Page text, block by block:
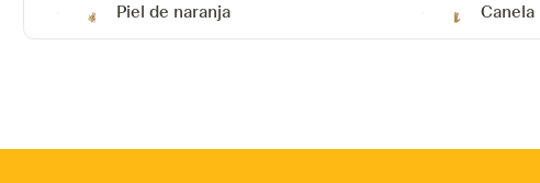
Piel de naranja Canela